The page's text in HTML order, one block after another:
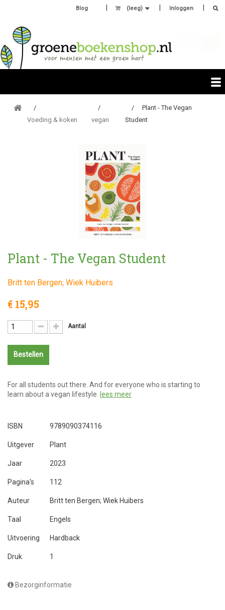
Inloggen
(leeg)
Blog
Voeding & koken vegan
Plant - The Vegan
Student
Plant - The Vegan Student
Britt ten Bergen; Wiek Huibers
€ 15,95
Aantal
Bestellen
For all students out there. And for everyone who is starting to
learn about a vegan lifestyle.
lees meer
ISBN 9789090374116
Uitgever Plant
Jaar 2023
Pagina's 112
Auteur Britt ten Bergen; Wiek Huibers
Taal Engels
Uitvoering Hardback
Druk 1
Bezorginformatie